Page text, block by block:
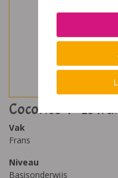
Cocorico 4 - Le
Vak
Frans
Niveau
Basisonderwijs